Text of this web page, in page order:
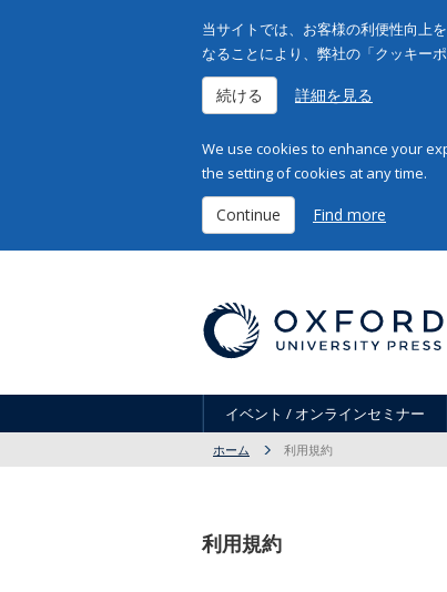
当サイトでは、お客様の利便性向上
なることにより、弊社の「クッキー
続ける 詳細を見る
We use cookies to enhance your
the setting of cookies at any time.
Continue Find more
イベント / オンラインセミナー
ホーム 利用規約
利用規約